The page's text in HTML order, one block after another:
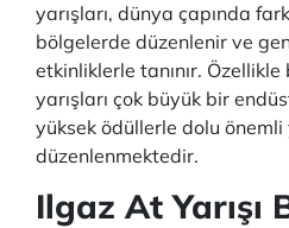
yarışları, dünya çapında
bölgelerde düzenlenir ve
etkinliklerle tanınır.
yarışları çok büyük bir
yüksek ödüllerle dolu önemli
düzenlenmektedir.
Ilgaz At Yarışı